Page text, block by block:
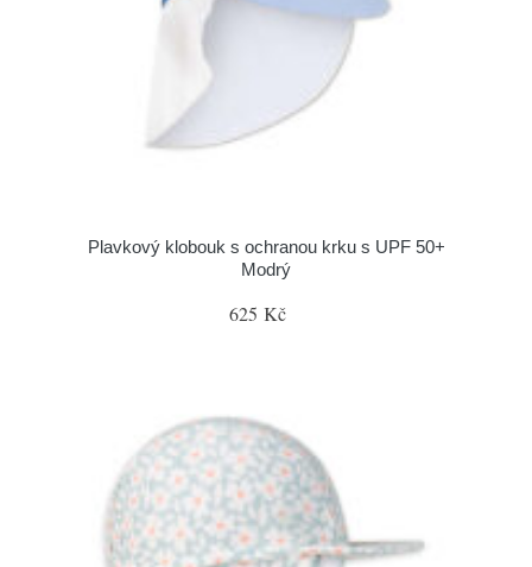
Plavkový klobouk s ochranou krku s UPF 50+
Modrý
625 Kč